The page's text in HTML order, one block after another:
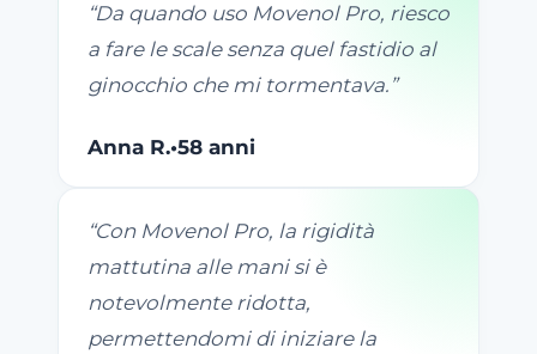
“Da quando uso Movenol Pro, riesco
a fare le scale senza quel fastidio al
ginocchio che mi tormentava. ”
Anna R.•58 anni
“Con Movenol Pro, la rigidità
mattutina alle mani si è
notevolmente ridotta,
permettendomi di iniziare la